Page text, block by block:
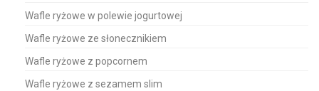
Wafle ryżowe w polewie jogurtowej
Wafle ryżowe ze słonecznikiem
Wafle ryżowe z popcornem
Wafle ryżowe z sezamem slim